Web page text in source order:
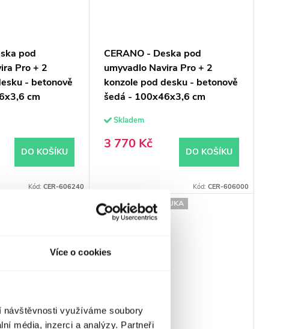
Více o cookies
využíváme soubory
média, inzerci a analýzy. Partneři
pod
Pro + 2
- betonově
cm
DO KOŠÍKU
Kód: CER-606240
CERANO - Deska pod
umyvadlo Navira Pro + 2
konzole pod desku - betonově
šedá - 100x46x3,6 cm
Skladem
3 770 Kč
DO KOŠÍKU
Kód: CER-606000
PRODLOUŽENÁ ZÁRUKA